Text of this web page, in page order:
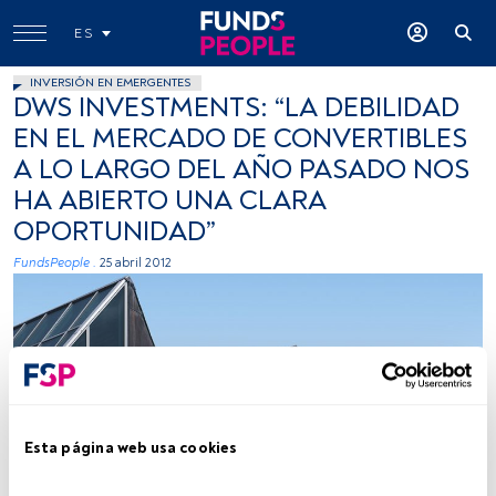
Esta página web usa cookies
ES
INVERSIÓN EN EMERGENTES
DWS INVESTMENTS: “LA DEBILIDAD
EN EL MERCADO DE CONVERTIBLES
A LO LARGO DEL AÑO PASADO NOS
HA ABIERTO UNA CLARA
OPORTUNIDAD”
FundsPeople . 25 abril 2012